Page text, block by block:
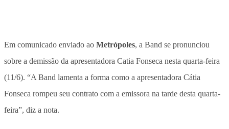
Em comunicado enviado ao Metrópoles, a Band se pronunciou
sobre a demissão da apresentadora Catia Fonseca nesta quarta-feira
(11/6). “A Band lamenta a forma como a apresentadora Cátia
Fonseca rompeu seu contrato com a emissora na tarde desta quarta-
feira”, diz a nota.